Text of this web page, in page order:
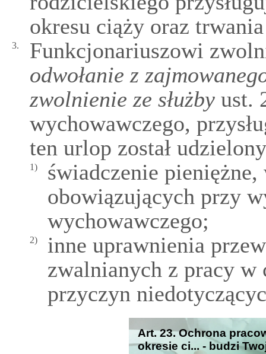
okresu ciąży oraz
3.
Funkcjonariuszowi
odwołanie z
zwolnienie ze służby ust.
wychowawczego,
ten urlop został
1)
świadczenie pieniężne,
obowiązujących przy
wychowawczego;
2)
inne uprawnienia
zwalnianych z pracy w
przyczyn
Art. 23. Ochrona
okresie ci... - budzi